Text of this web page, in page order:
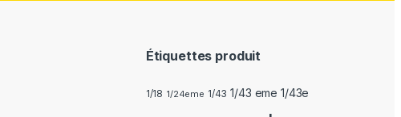
Étiquettes produit
1/18 1/24eme 1/43 1/43 eme 1/43e